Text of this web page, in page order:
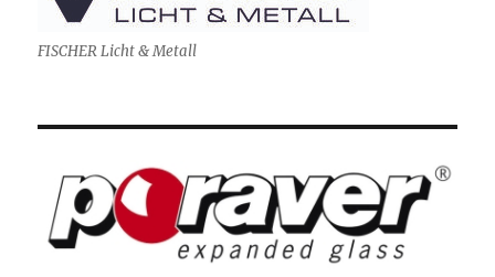
FISCHER Licht & Metall